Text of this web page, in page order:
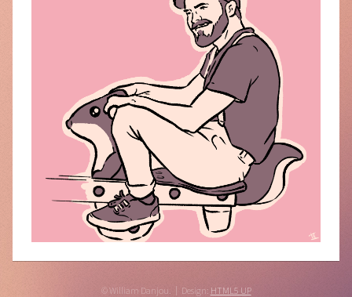
© William Danjou. Design: HTML5 UP